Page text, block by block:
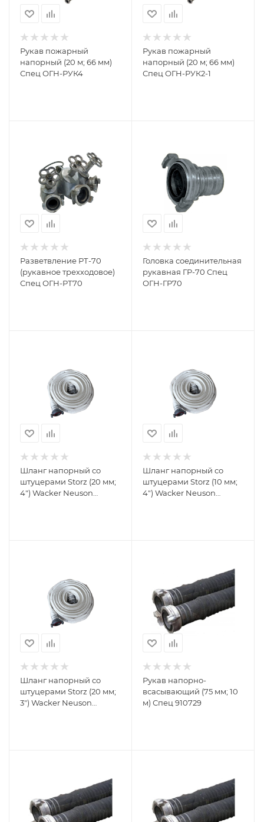
Рукав пожарный
напорный (20 м; 66 мм)
Спец ОГН-РУК4
Рукав пожарный
напорный (20 м; 66 мм)
Спец ОГН-РУК2-1
Разветвление РТ-70
(рукавное трехходовое)
Спец ОГН-РТ70
Головка соединительная
рукавная ГР-70 Спец
ОГН-ГР70
Шланг напорный со
штуцерами Storz (20 мм;
4") Wacker Neuson
Шланг напорный со
штуцерами Storz (10 мм;
4") Wacker Neuson
Шланг напорный со
штуцерами Storz (20 мм;
3") Wacker Neuson
Рукав напорно-
всасывающий (75 мм; 10
м) Спец 910729